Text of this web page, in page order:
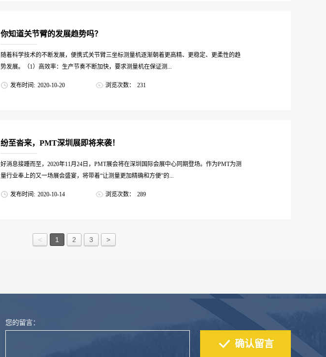
你知道关节臂的发展趋势吗？
随着科学技术的不断发展，便携式关节臂三坐标测量机逐渐朝着更高精、更稳定、更柔性的趋
势发展。（1）高效率：生产节奏不断加快，要求测量机在保证测...
发布时间: 2020-10-20 浏览次数： 231
纷至沓来，PMT深圳展即将来袭！
好消息接踵而至，2020年11月24日，PMT展会将在深圳国际会展中心同期登场。作为PMT为测
量行业奉上的又一场展会盛宴，将带着“让测量更加精确和方便”的...
发布时间: 2020-10-14 浏览次数： 289
< 1 2 3 >
您的留言：